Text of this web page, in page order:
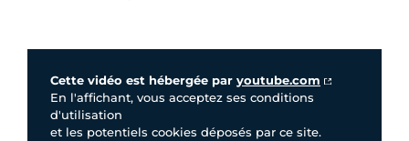
Cette vidéo est hébergée par youtube.com
En l'affichant, vous acceptez ses conditions
d'utilisation
et les potentiels cookies déposés par ce site.